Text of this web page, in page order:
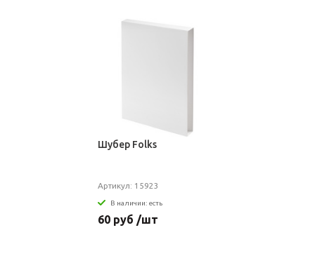
Шубер Folks
Артикул: 15923
В наличии: есть
60 руб /шт